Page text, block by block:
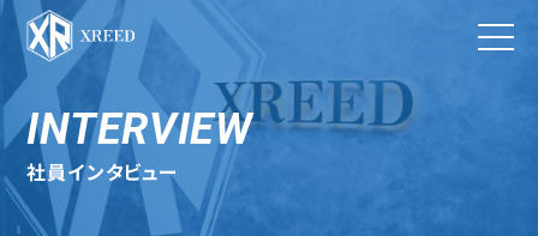
INTERVIEW
社員インタビュー